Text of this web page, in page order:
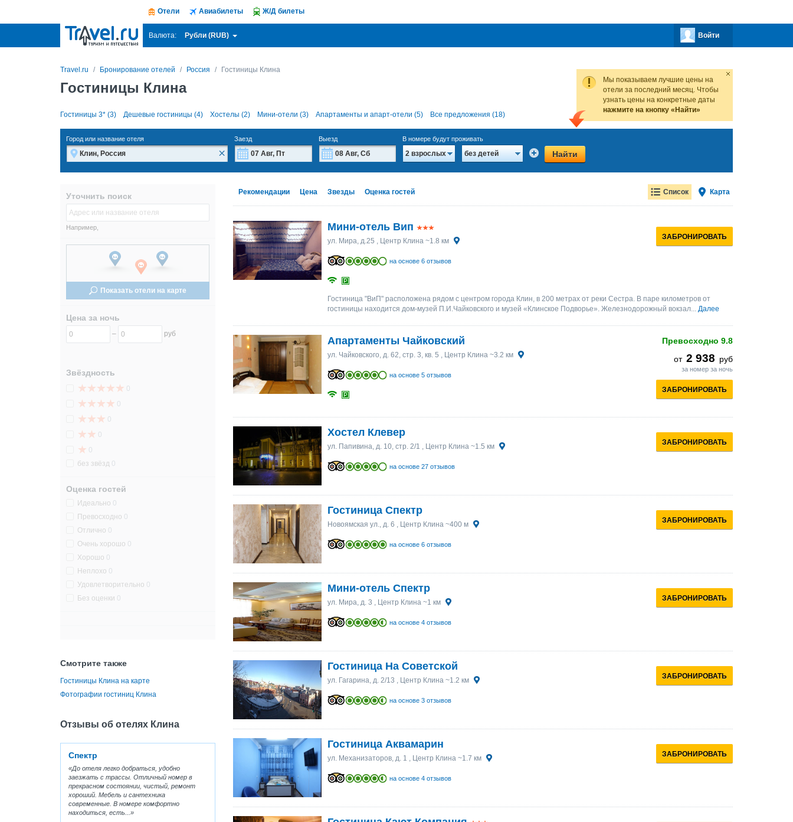
Отели Авиабилеты Ж/Д билеты
Валюта: Рубли (RUB) Войти
Travel.ru Бронирование отелей Россия Гостиницы Клина
Гостиницы Клина
Гостиницы 3* (3) Дешевые гостиницы (4) Хостелы (2) Мини-отели (3) Апартаменты и апарт-отели (5) Все предложения (18)
Мы показываем лучшие цены на
отели за последний месяц. Чтобы
узнать цены на конкретные даты
нажмите на кнопку «Найти»
Город или название отеля
×
Заезд
28 31
10 11 12 13 14 16
17 18 19 20 21 22 23
24 25 26 27 28
4 5 6
Выезд
28
10 11 12 13 14 16
17 18 19 20 21 22 23
24 25 26 27 28
4 5 6
В номере будут проживать
2 взрослых без детей Найти
Уточнить поиск
Например,
Показать отели на карте
Цена за ночь
– руб
Звёздность
0
0
0
0
0
без звёзд 0
Оценка гостей
Идеально 0
Превосходно 0
Отлично 0
Очень хорошо 0
Хорошо 0
Неплохо 0
Удовлетворительно 0
Без оценки 0
Смотрите также
Гостиницы Клина на карте
Фотографии гостиниц Клина
Отзывы об отелях Клина
Спектр
До отеля легко добраться, удобно
заезжать с трассы. Отличный номер в
прекрасном состоянии, чистый, ремонт
хороший. Мебель и сантехника
современные. В номере комфортно
находиться, есть...
Список Карта
Рекомендации Цена Звезды Оценка гостей
ЗАБРОНИРОВАТЬ
Мини-отель Вип
ул. Мира, д.25 , Центр Клина ~1.8 км
на основе 6 отзывов
Гостиница "ВиП" расположена рядом с центром города Клин, в 200 метрах от реки Сестра. В паре километров от
гостиницы находится дом-музей П.И.Чайковского и музей «Клинское Подворье». Железнодорожный вокзал... Далее
Превосходно 9.8
от 2 938 руб
за номер за ночь
ЗАБРОНИРОВАТЬ
Апартаменты Чайковский
ул. Чайковского, д. 62, стр. 3, кв. 5 , Центр Клина ~3.2 км
на основе 5 отзывов
ЗАБРОНИРОВАТЬ
Хостел Клевер
ул. Папивина, д. 10, стр. 2/1 , Центр Клина ~1.5 км
на основе 27 отзывов
ЗАБРОНИРОВАТЬ
Гостиница Спектр
Новоямская ул., д. 6 , Центр Клина ~400 м
на основе 6 отзывов
ЗАБРОНИРОВАТЬ
Мини-отель Спектр
ул. Мира, д. 3 , Центр Клина ~1 км
на основе 4 отзывов
ЗАБРОНИРОВАТЬ
Гостиница На Советской
ул. Гагарина, д. 2/13 , Центр Клина ~1.2 км
на основе 3 отзывов
ЗАБРОНИРОВАТЬ
Гостиница Аквамарин
ул. Механизаторов, д. 1 , Центр Клина ~1.7 км
на основе 4 отзывов